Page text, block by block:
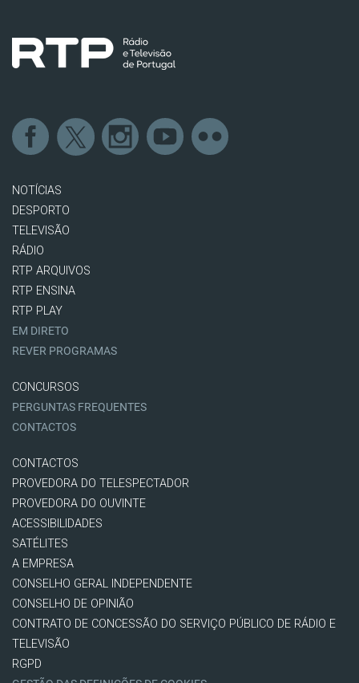
NOTÍCIAS
DESPORTO
TELEVISÃO
RÁDIO
RTP ARQUIVOS
RTP ENSINA
RTP PLAY
EM DIRETO
REVER PROGRAMAS
CONCURSOS
PERGUNTAS FREQUENTES
CONTACTOS
CONTACTOS
PROVEDORA DO TELESPECTADOR
PROVEDORA DO OUVINTE
ACESSIBILIDADES
SATÉLITES
A EMPRESA
CONSELHO GERAL INDEPENDENTE
CONSELHO DE OPINIÃO
CONTRATO DE CONCESSÃO DO SERVIÇO PÚBLICO DE RÁDIO E
TELEVISÃO
RGPD